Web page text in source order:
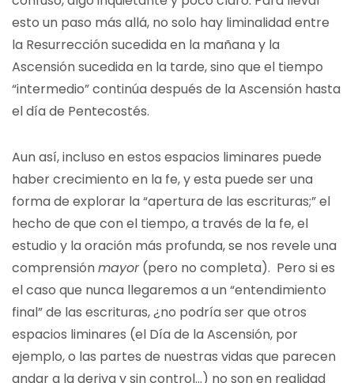
esto un paso más allá, no solo hay liminalidad entre
la Resurrección sucedida en la mañana y la
Ascensión sucedida en la tarde, sino que el tiempo
“intermedio” continúa después de la Ascensión hasta
el día de Pentecostés.
Aun así, incluso en estos espacios liminares puede
haber crecimiento en la fe, y esta puede ser una
forma de explorar la “apertura de las escrituras;” el
hecho de que con el tiempo, a través de la fe, el
estudio y la oración más profunda, se nos revele una
comprensiónmayor(pero no completa). Pero si es
el caso que nunca llegaremos a un “entendimiento
final” de las escrituras, ¿no podría ser que otros
espacios liminares (el Día de la Ascensión, por
ejemplo, o las partes de nuestras vidas que parecen
andar a la deriva y sin control…) no son en realidad